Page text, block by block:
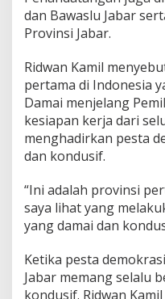
dan Bawaslu Jabar
Provinsi Jabar.
Ridwan Kamil
pertama di Indonesia
Damai menjelang
kesiapan kerja dari
menghadirkan pesta
dan kondusif.
“Ini adalah provinsi
saya lihat yang
yang damai dan
Ketika pesta
Jabar memang selalu
kondusif. Ridwan